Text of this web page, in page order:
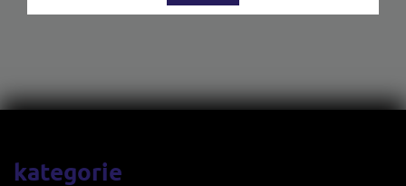
kategorie